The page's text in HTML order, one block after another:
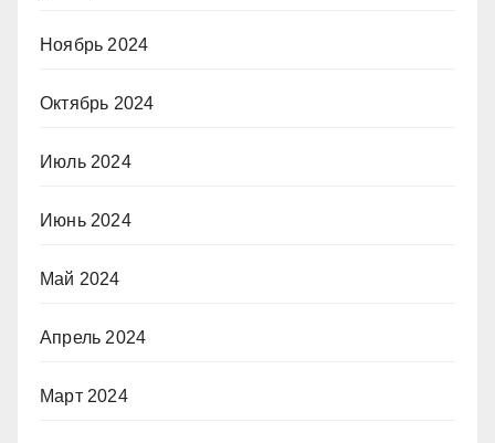
Ноябрь 2024
Октябрь 2024
Июль 2024
Июнь 2024
Май 2024
Апрель 2024
Март 2024